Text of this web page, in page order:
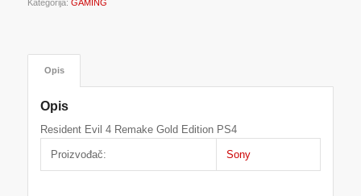
Kategorija: GAMING
Opis
Opis
Resident Evil 4 Remake Gold Edition PS4
Proizvođač: Sony